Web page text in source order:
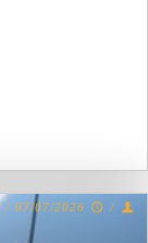
/
07/07/2026
/